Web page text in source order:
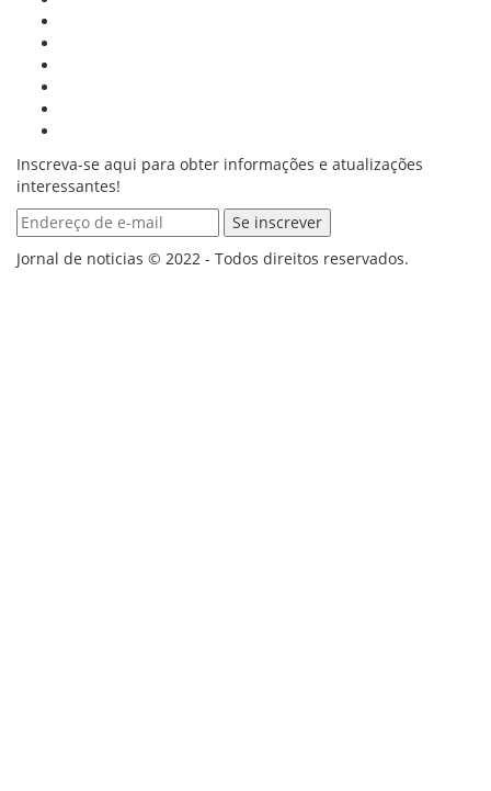
Inscreva-se aqui para obter informações e atualizações
interessantes!
Jornal de noticias © 2022 - Todos direitos reservados.